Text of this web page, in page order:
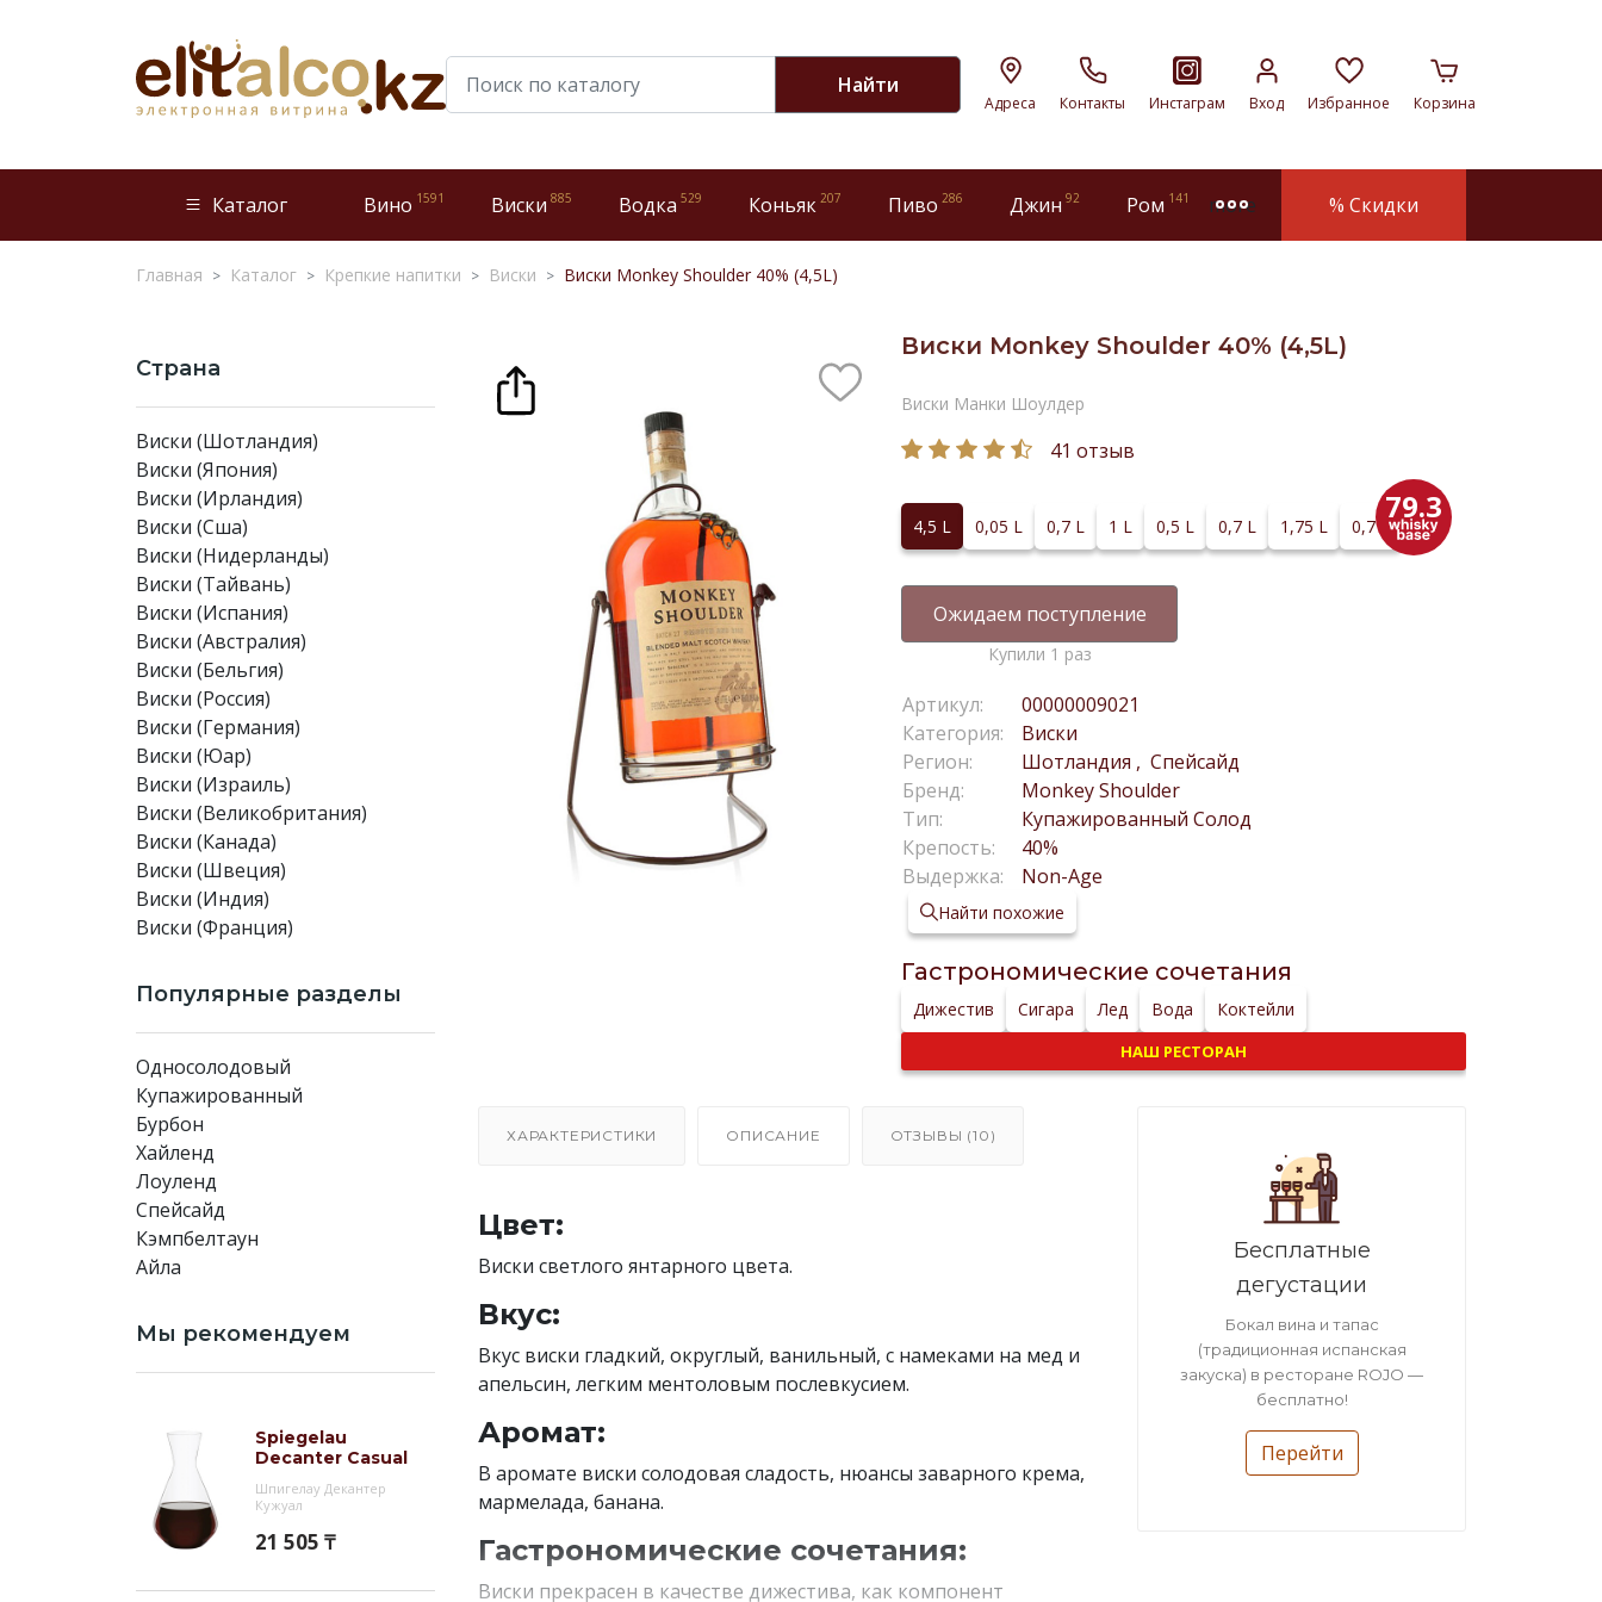
Найти
Адреса Контакты Инстаграм Вход Избранное Корзина
Каталог Вино 1591 Виски 885 Водка 529 Коньяк 207 Пиво 286 Джин 92 Ром 141 more % Скидки
Главная Каталог Крепкие напитки Виски Виски Monkey Shoulder 40% (4,5L)
Страна
Виски (Шотландия)
Виски (Япония)
Виски (Ирландия)
Виски (Сша)
Виски (Нидерланды)
Виски (Тайвань)
Виски (Испания)
Виски (Австралия)
Виски (Бельгия)
Виски (Россия)
Виски (Германия)
Виски (Юар)
Виски (Израиль)
Виски (Великобритания)
Виски (Канада)
Виски (Швеция)
Виски (Индия)
Виски (Франция)
Популярные разделы
Односолодовый
Купажированный
Бурбон
Хайленд
Лоуленд
Спейсайд
Кэмпбелтаун
Айла
Мы рекомендуем
Spiegelau
Decanter Casual
Шпигелау Декантер
Кужуал
21 505 ₸
Виски Monkey Shoulder 40% (4,5L)
Виски Манки Шоулдер
41 отзыв
79.3
4,5 L 0,05 L 0,7 L 1 L 0,5 L 0,7 L 1,75 L 0,7 L
Ожидаем поступление
Купили 1 раз
Артикул:
00000009021
Категория:
Виски
Регион:
Шотландия , Спейсайд
Бренд:
Monkey Shoulder
Тип:
Купажированный Солод
Крепость:
40%
Выдержка:
Non-Age
Найти похожие
Гастрономические сочетания
Дижестив Сигара Лед Вода Коктейли
НАШ РЕСТОРАН
ХАРАКТЕРИСТИКИ ОПИСАНИЕ ОТЗЫВЫ (10)
Цвет:
Виски светлого янтарного цвета.
Вкус:
Вкус виски гладкий, округлый, ванильный, с намеками на мед и
апельсин, легким ментоловым послевкусием.
Аромат:
В аромате виски солодовая сладость, нюансы заварного крема,
мармелада, банана.
Гастрономические сочетания:
Виски прекрасен в качестве дижестива, как компонент
Бесплатные
дегустации
Бокал вина и тапас
(традиционная испанская
закуска) в ресторане ROJO —
бесплатно!
Перейти